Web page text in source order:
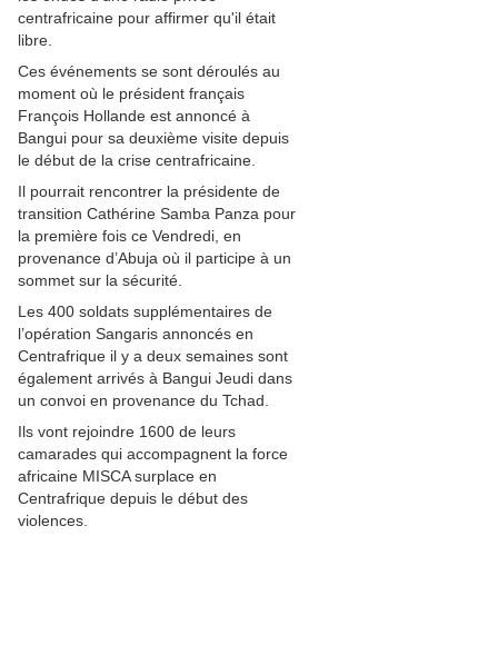
centrafricaine pour affirmer qu'il était
libre.
Ces événements se sont déroulés au
moment où le président français
François Hollande est annoncé à
Bangui pour sa deuxième visite depuis
le début de la crise centrafricaine.
Il pourrait rencontrer la présidente de
transition Cathérine Samba Panza pour
la première fois ce Vendredi, en
provenance d’Abuja où il participe à un
sommet sur la sécurité.
Les 400 soldats supplémentaires de
l’opération Sangaris annoncés en
Centrafrique il y a deux semaines sont
également arrivés à Bangui Jeudi dans
un convoi en provenance du Tchad.
Ils vont rejoindre 1600 de leurs
camarades qui accompagnent la force
africaine MISCA surplace en
Centrafrique depuis le début des
violences.